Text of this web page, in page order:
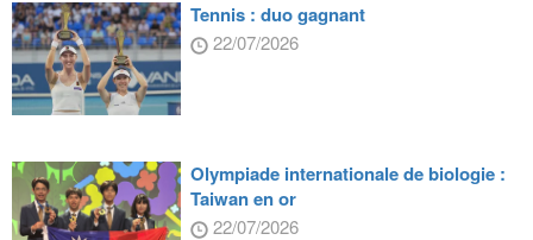
Tennis : duo gagnant
22/07/2026
Olympiade internationale de biologie :
Taiwan en or
22/07/2026